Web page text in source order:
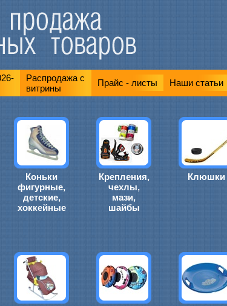
Распродажа с
витрины
Прайс - листы Наши статьи
Коньки
фигурные,
детские,
хоккейные
Крепления,
чехлы,
мази,
шайбы
Клюшки